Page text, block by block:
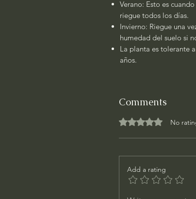
Verano: Esto es
riegue todos los días.
Invierno: Riegue una
humedad del suelo si
La planta es tolerante
años.
Comments
Rated 0 out of 5 stars. No
Add a rating